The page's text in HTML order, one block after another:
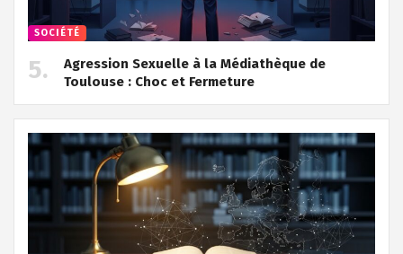
SOCIÉTÉ
Agression Sexuelle à la Médiathèque de
Toulouse : Choc et Fermeture